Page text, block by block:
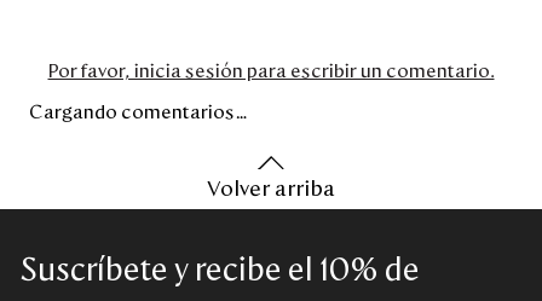
Por favor, inicia sesión para escribir un comentario.
Cargando comentarios…
Volver arriba
Suscríbete y recibe el 10% de